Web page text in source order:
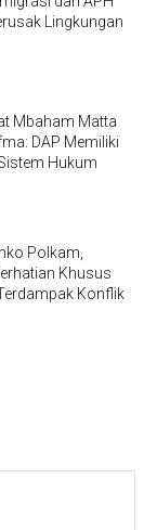
Lingkungan
Mbaham Matta
DAP Memiliki
Hukum
Polkam,
Khusus
Konflik